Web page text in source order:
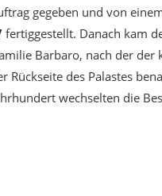
gegeben und von
fertiggestellt. Danach kam
Barbaro, nach der der
Rückseite des Palastes
wechselten die